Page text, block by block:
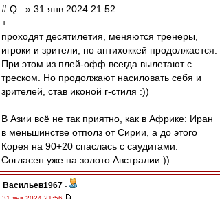
# Q_ » 31 янв 2024 21:52
+
проходят десятилетия, меняются тренеры,
игроки и зрители, но антихоккей продолжается.
При этом из плей-офф всегда вылетают с
треском. Но продолжают насиловать себя и
зрителей, став иконой г-стиля :))
В Азии всё не так приятно, как в Африке: Иран
в меньшинстве отполз от Сирии, а до этого
Корея на 90+20 спаслась с саудитами.
Согласен уже на золото Австралии ))
Васильев1967 -